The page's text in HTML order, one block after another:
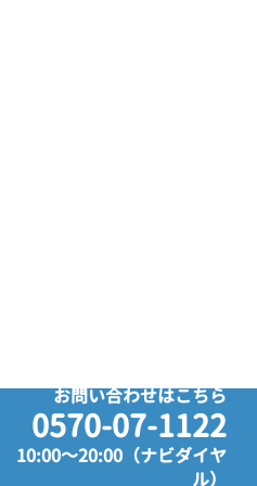
お問い合わせはこちら
0570-07-1122
10:00～20:00（ナビダイヤ
ル）